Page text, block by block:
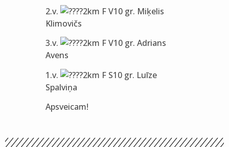
2.v.
2km F V10 gr. Miķelis
Klimovičs
3.v.
2km F V10 gr. Adrians
Avens
1.v.
2km F S10 gr. Luīze
Spalviņa
Apsveicam!